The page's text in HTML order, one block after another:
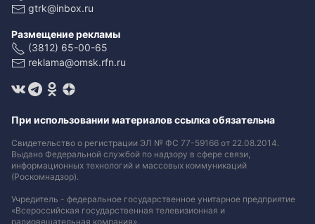
gtrk@inbox.ru
Размещение рекламы
(3812) 65-00-65
reklama@omsk.rfn.ru
При использовании материалов ссылка обязательна
Свидетельство о регистрации ЭЛ № ФС 77-59166 от 22.08.2014.
Выдано Федеральной службой по надзору в сфере связи,
информационных технологий и массовых коммуникаций
(Роскомнадзор).
Учредитель - федеральное государственное унитарное предприятие
«Всероссийская государственная телевизионная и
радиовещательная компания».